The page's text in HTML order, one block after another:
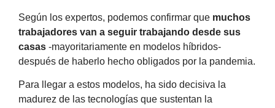
Según los expertos, podemos confirmar que muchos
trabajadores van a seguir trabajando desde sus
casas -mayoritariamente en modelos híbridos-
después de haberlo hecho obligados por la pandemia.
Para llegar a estos modelos, ha sido decisiva la
madurez de las tecnologías que sustentan la